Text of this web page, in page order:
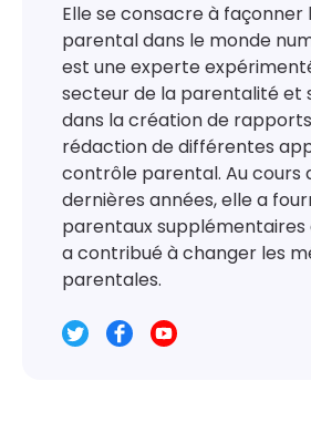
Elle se consacre à
parental dans le monde
est une experte
secteur de la parentalité et
dans la création de
rédaction de différentes
contrôle parental. Au cours
dernières années, elle a
parentaux supplémentaires
a contribué à changer les
parentales.